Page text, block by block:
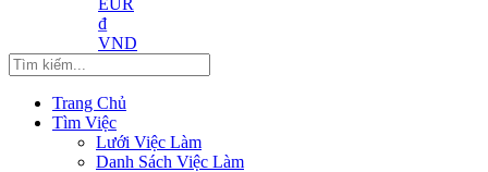
₫
VND
Trang Chủ
Tìm Việc
Lưới Việc Làm
Danh Sách Việc Làm